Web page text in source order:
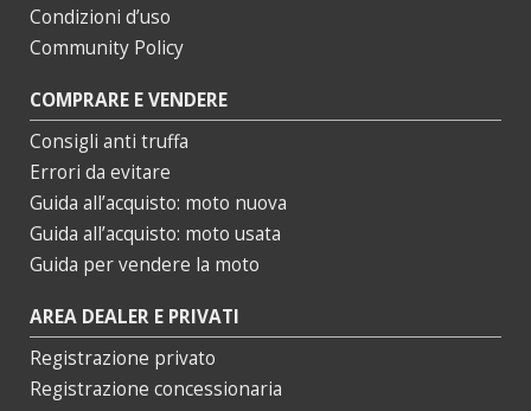
Condizioni d’uso
Community Policy
COMPRARE E VENDERE
Consigli anti truffa
Errori da evitare
Guida all’acquisto: moto nuova
Guida all’acquisto: moto usata
Guida per vendere la moto
AREA DEALER E PRIVATI
Registrazione privato
Registrazione concessionaria